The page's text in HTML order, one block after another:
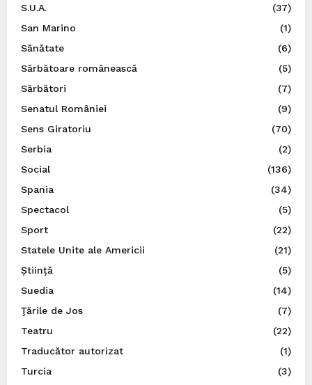
S.U.A.
(37)
San Marino
(1)
Sănătate
(6)
Sărbătoare românească
(5)
Sărbători
(7)
Senatul României
(9)
Sens Giratoriu
(70)
Serbia
(2)
Social
(136)
Spania
(34)
Spectacol
(5)
Sport
(22)
Statele Unite ale Americii
(21)
Știință
(5)
Suedia
(14)
Ţările de Jos
(7)
Teatru
(22)
Traducător autorizat
(1)
Turcia
(3)